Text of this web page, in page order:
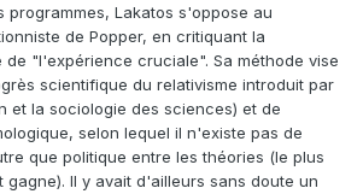
programmes, Lakatos s'oppose au
de Popper, en critiquant la
"l'expérience cruciale". Sa méthode vise
scientifique du relativisme introduit par
et la sociologie des sciences) et de
selon lequel il n'existe pas de
que politique entre les théories (le plus
Il y avait d'ailleurs sans doute un